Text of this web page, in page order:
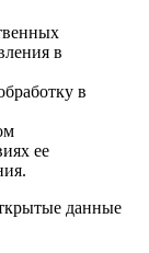
в
в
ее
данные